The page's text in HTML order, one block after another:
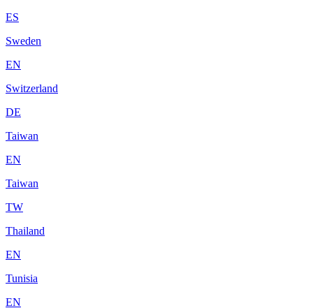
ES
Sweden
EN
Switzerland
DE
Taiwan
EN
Taiwan
TW
Thailand
EN
Tunisia
EN